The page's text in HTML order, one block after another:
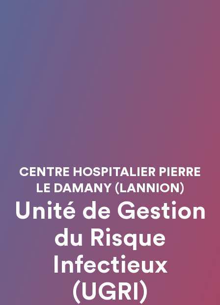
CENTRE HOSPITALIER PIERRE
LE DAMANY (LANNION)
Unité de Gestion
du Risque
Infectieux
(UGRI)